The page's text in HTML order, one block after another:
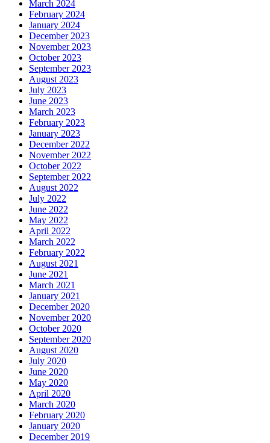
March 2024
February 2024
January 2024
December 2023
November 2023
October 2023
September 2023
August 2023
July 2023
June 2023
March 2023
February 2023
January 2023
December 2022
November 2022
October 2022
September 2022
August 2022
July 2022
June 2022
May 2022
April 2022
March 2022
February 2022
August 2021
June 2021
March 2021
January 2021
December 2020
November 2020
October 2020
September 2020
August 2020
July 2020
June 2020
May 2020
April 2020
March 2020
February 2020
January 2020
December 2019